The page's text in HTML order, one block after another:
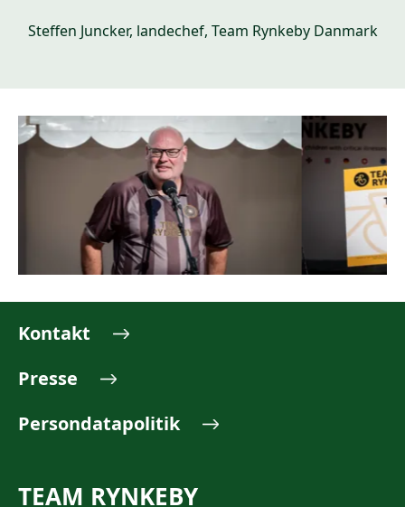
Steffen Juncker, landechef, Team Rynkeby Danmark
Kontakt
Presse
Persondatapolitik
TEAM RYNKEBY